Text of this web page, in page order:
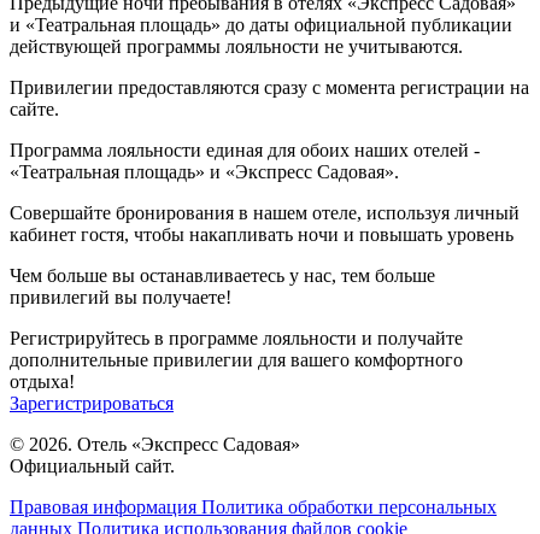
и «Театральная площадь» до даты официальной публикации
действующей программы лояльности не учитываются.
Привилегии предоставляются сразу с момента регистрации на
сайте.
Программа лояльности единая для обоих наших отелей -
«Театральная площадь» и «Экспресс Садовая».
Совершайте бронирования в нашем отеле, используя личный
кабинет гостя, чтобы накапливать ночи и повышать уровень
Чем больше вы останавливаетесь у нас, тем больше
привилегий вы получаете!
Регистрируйтесь в программе лояльности и получайте
дополнительные привилегии для вашего комфортного
отдыха!
Зарегистрироваться
© 2026. Отель «Экспресс Садовая»
Официальный сайт.
Правовая информация Политика обработки персональных
данных Политика использования файлов cookie